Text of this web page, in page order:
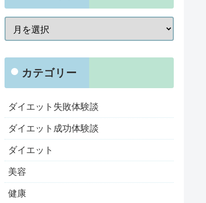
カテゴリー
ダイエット失敗体験談
ダイエット成功体験談
ダイエット
美容
健康